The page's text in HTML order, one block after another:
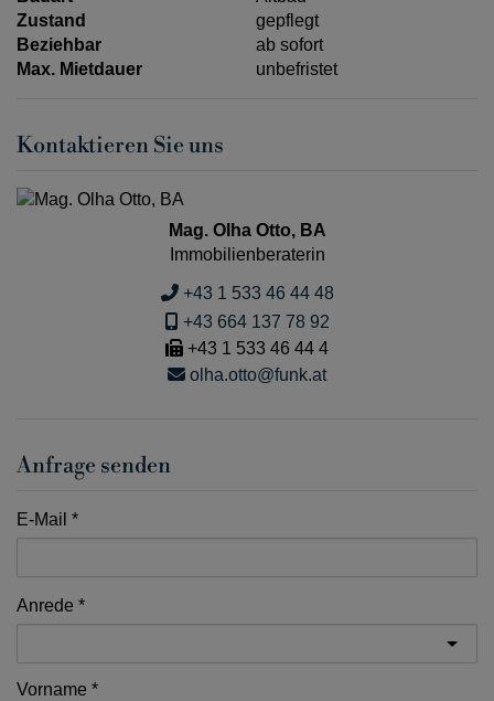
Zustand
gepflegt
Beziehbar
ab sofort
Max. Mietdauer
unbefristet
Kontaktieren Sie uns
Mag. Olha Otto, BA
Immobilienberaterin
+43 1 533 46 44 48
+43 664 137 78 92
+43 1 533 46 44 4
olha.otto@funk.at
Anfrage senden
E-Mail
Anrede
Vorname